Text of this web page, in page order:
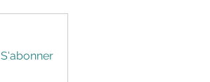
S'abonner